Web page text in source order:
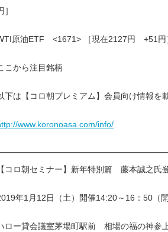
］
原油ETF <1671> ［現在2127円 +51円
こから注目銘柄
下は【コロ朝プレミアム】会員向け情報を
www.koronoasa.com/info/
【コロ朝セミナー】新年特別篇 藤本誠之氏
年1月12日（土）開催14:20～16：50（
ロー貸会議室茅場町駅前 相場の福の神参